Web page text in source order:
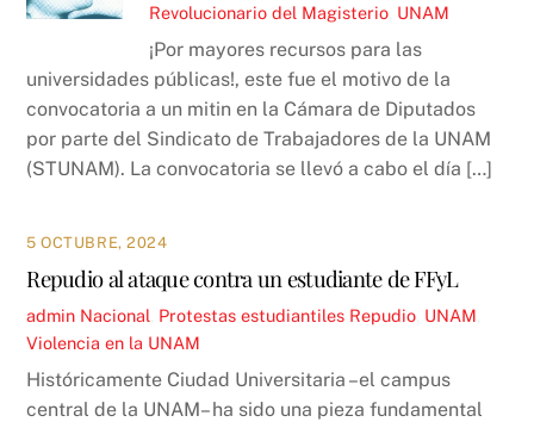
Revolucionario del Magisterio UNAM
¡Por mayores recursos para las
universidades públicas!, este fue el motivo de la
convocatoria a un mitin en la Cámara de Diputados
por parte del Sindicato de Trabajadores de la UNAM
(STUNAM). La convocatoria se llevó a cabo el día […]
5 OCTUBRE, 2024
Repudio al ataque contra un estudiante de FFyL
admin Nacional Protestas estudiantiles Repudio UNAM
Violencia en la UNAM
Históricamente Ciudad Universitaria –el campus
central de la UNAM– ha sido una pieza fundamental